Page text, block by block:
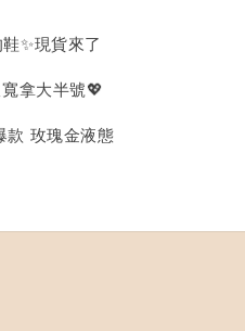
✨現貨來了
拿大半號💖
款 玫瑰金液態